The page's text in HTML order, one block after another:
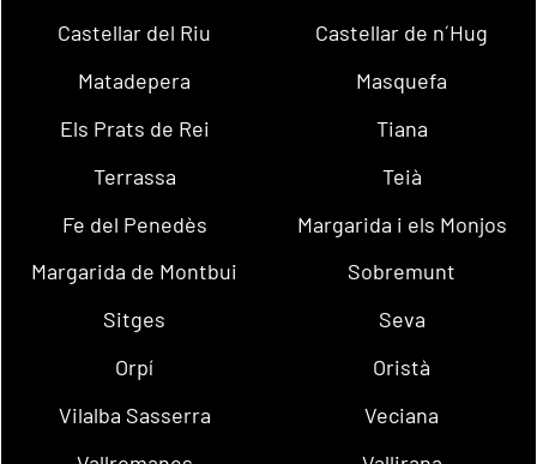
Castellar del Riu
Castellar de n´Hug
Matadepera
Masquefa
Els Prats de Rei
Tiana
Terrassa
Teià
Fe del Penedès
Margarida i els Monjos
Margarida de Montbui
Sobremunt
Sitges
Seva
Orpí
Oristà
Vilalba Sasserra
Veciana